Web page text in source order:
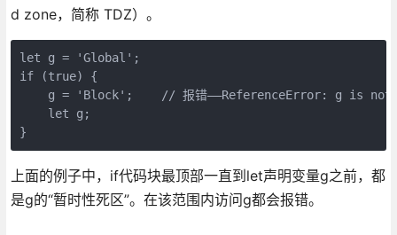
d zone，简称 TDZ）。
let g = 'Global';
if (true) {
g = 'Block';    // 报错——ReferenceError: g is not
    let g;
}
上面的例子中，if代码块最顶部一直到let声明变量g之前，都
是g的“暂时性死区”。在该范围内访问g都会报错。